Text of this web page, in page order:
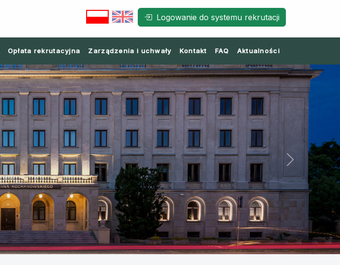
Logowanie do systemu rekrutacji
Opłata rekrutacyjna Zarządzenia i uchwały Kontakt FAQ Aktualności
Next